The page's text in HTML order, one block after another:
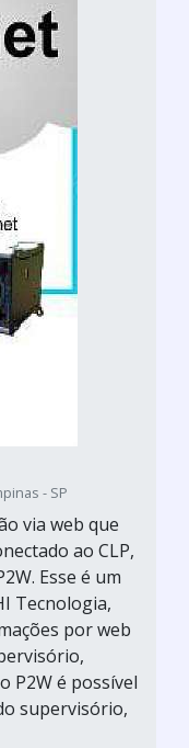
- SP
via web que
ao CLP,
Esse é um
Tecnologia,
por web
P2W é possível
supervisório,